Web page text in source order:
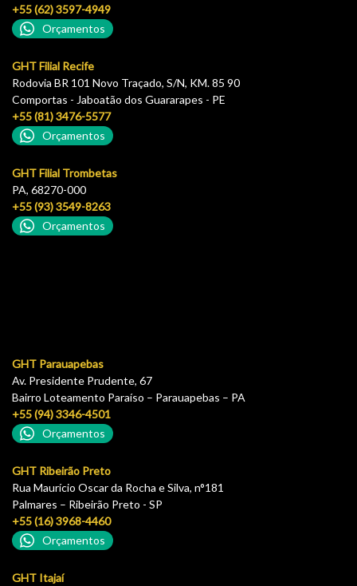
+55 (62) 3597-4949
Orçamentos
GHT Filial Recife
Rodovia BR 101 Novo Traçado, S/N, KM. 85 90
Comportas - Jaboatão dos Guararapes - PE
+55 (81) 3476-5577
Orçamentos
GHT Filial Trombetas
PA, 68270-000
+55 (93) 3549-8263
Orçamentos
GHT Parauapebas
Av. Presidente Prudente, 67
Bairro Loteamento Paraíso – Parauapebas – PA
+55 (94) 3346-4501
Orçamentos
GHT Ribeirão Preto
Rua Maurício Oscar da Rocha e Silva, n°181
Palmares – Ribeirão Preto - SP
+55 (16) 3968-4460
Orçamentos
GHT Itajaí